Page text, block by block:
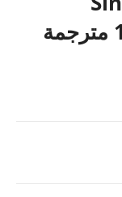
inferno الموسم 2 حلقة 1 مترجمة